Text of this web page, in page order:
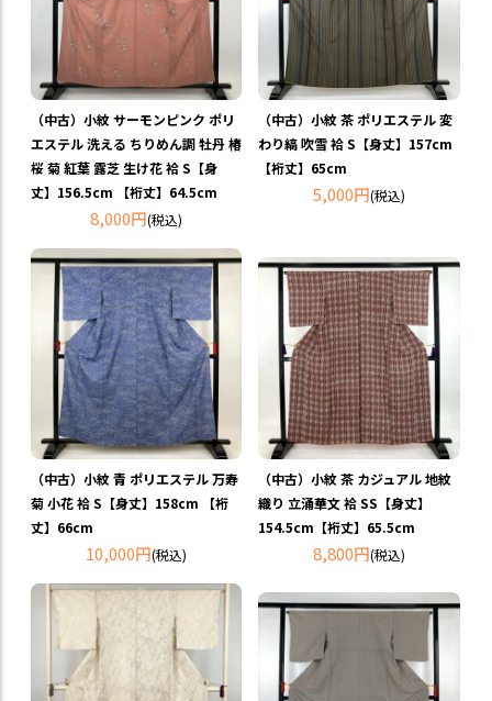
（中古）小紋 サーモンピンク ポリ
エステル 洗える ちりめん調 牡丹 椿
桜 菊 紅葉 露芝 生け花 袷 S【身
丈】156.5cm 【裄丈】64.5cm
8,000円(税込)
（中古）小紋 茶 ポリエステル 変
わり縞 吹雪 袷 S【身丈】157cm
【裄丈】65cm
5,000円(税込)
（中古）小紋 青 ポリエステル 万寿
菊 小花 袷 S【身丈】158cm 【裄
丈】66cm
10,000円(税込)
（中古）小紋 茶 カジュアル 地紋
織り 立涌華文 袷 SS【身丈】
154.5cm【裄丈】65.5cm
8,800円(税込)